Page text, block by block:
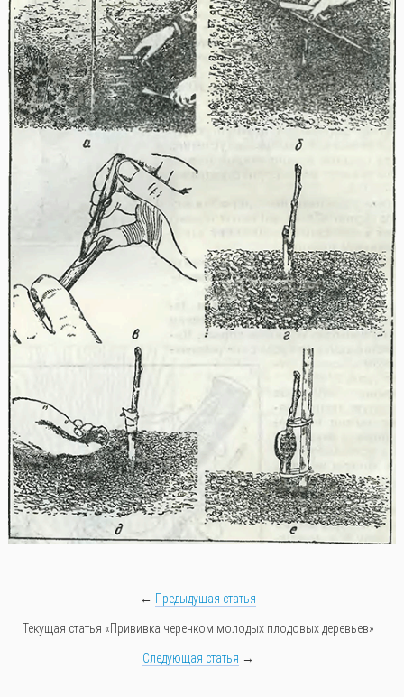
← Предыдущая статья
Текущая статья «Прививка черенком молодых плодовых деревьев»
Следующая статья →